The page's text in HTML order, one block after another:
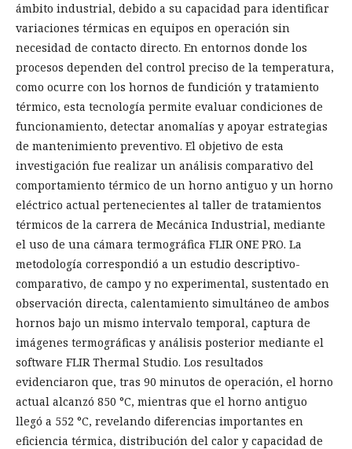
ámbito industrial, debido a su capacidad para identificar
variaciones térmicas en equipos en operación sin
necesidad de contacto directo. En entornos donde los
procesos dependen del control preciso de la temperatura,
como ocurre con los hornos de fundición y tratamiento
térmico, esta tecnología permite evaluar condiciones de
funcionamiento, detectar anomalías y apoyar estrategias
de mantenimiento preventivo. El objetivo de esta
investigación fue realizar un análisis comparativo del
comportamiento térmico de un horno antiguo y un horno
eléctrico actual pertenecientes al taller de tratamientos
térmicos de la carrera de Mecánica Industrial, mediante
el uso de una cámara termográfica FLIR ONE PRO. La
metodología correspondió a un estudio descriptivo-
comparativo, de campo y no experimental, sustentado en
observación directa, calentamiento simultáneo de ambos
hornos bajo un mismo intervalo temporal, captura de
imágenes termográficas y análisis posterior mediante el
software FLIR Thermal Studio. Los resultados
evidenciaron que, tras 90 minutos de operación, el horno
actual alcanzó 850 °C, mientras que el horno antiguo
llegó a 552 °C, revelando diferencias importantes en
eficiencia térmica, distribución del calor y capacidad de